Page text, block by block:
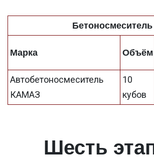
Бетоносмеситель
Марка Объём
Автобетоносмеситель
КАМАЗ
10
кубов
Шесть